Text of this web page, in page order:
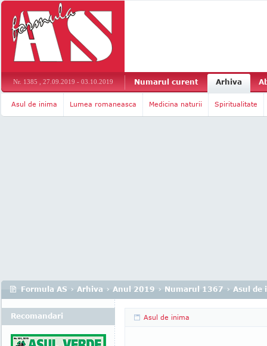
Nr. 1385 , 27.09.2019 - 03.10.2019 Numarul curent Arhiva
Asul de inima Lumea romaneasca Medicina naturii Spiritualitate
Formula AS › Arhiva › Anul 2019 › Numarul 1367 › Asul de
Asul de inima
Recomandari